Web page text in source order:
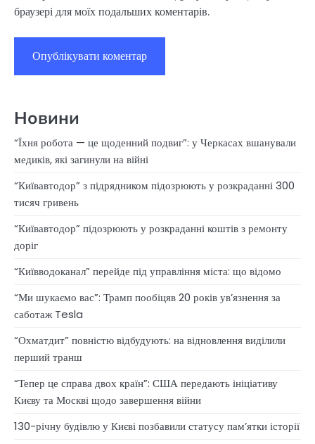
браузері для моїх подальших коментарів.
Новини
“Їхня робота — це щоденний подвиг”: у Черкасах вшанували
медиків, які загинули на війні
“Київавтодор” з підрядником підозрюють у розкраданні 300
тисяч гривень
“Київавтодор” підозрюють у розкраданні коштів з ремонту
доріг
“Київводоканал” перейде під управління міста: що відомо
“Ми шукаємо вас”: Трамп пообіцяв 20 років ув’язнення за
саботаж Tesla
“Охматдит” повністю відбудують: на відновлення виділили
перший транш
“Тепер це справа двох країн”: США передають ініціативу
Києву та Москві щодо завершення війни
130-річну будівлю у Києві позбавили статусу памʼятки історії